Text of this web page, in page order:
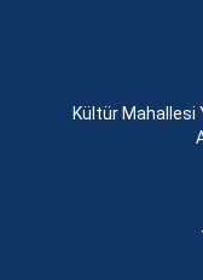
Kültür Mahallesi